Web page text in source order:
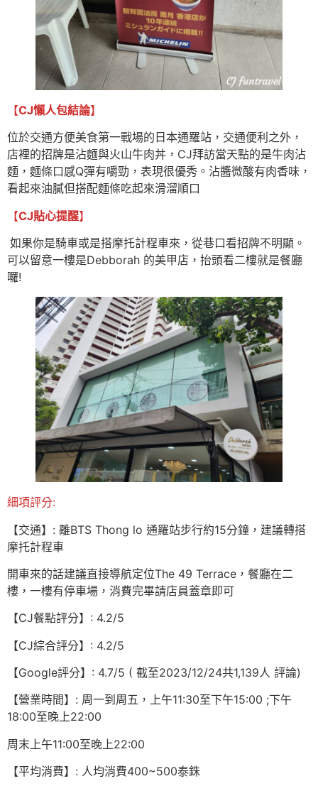
【CJ懶人包結論】
位於交通方便美食第一戰場的日本通羅站，交通便利之外，
店裡的招牌是沾麵與火山牛肉丼，CJ拜訪當天點的是牛肉沾
麵，麵條口感Q彈有嚼勁，表現很優秀。沾醬微酸有肉香味，
看起來油膩但搭配麵條吃起來滑溜順口
【CJ貼心提醒】
如果你是騎車或是搭摩托計程車來，從巷口看招牌不明顯。
可以留意一樓是Debborah 的美甲店，抬頭看二樓就是餐廳
囉!
細項評分:
【交通】: 離BTS Thong lo 通羅站步行約15分鐘，建議轉搭
摩托計程車
開車來的話建議直接導航定位The 49 Terrace，餐廳在二
樓，一樓有停車場，消費完畢請店員蓋章即可
【CJ餐點評分】: 4.2/5
【CJ綜合評分】: 4.2/5
【Google評分】: 4.7/5 ( 截至2023/12/24共1,139人 評論)
【營業時間】: 周一到周五，上午11:30至下午15:00 ;下午
18:00至晚上22:00
周末上午11:00至晚上22:00
【平均消費】: 人均消費400~500泰銖